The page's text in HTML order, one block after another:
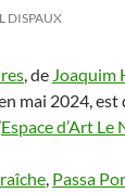
DISPAUX
, de Joaquim
mai 2024,
Espace d’Art Le
, Passa